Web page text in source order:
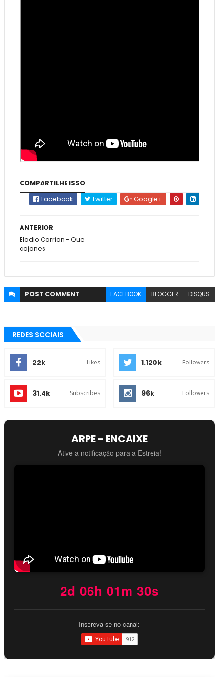
COMPARTILHE ISSO
Facebook
Twitter Google+
ANTERIOR
Eladio Carrion - Que
cojones
POST COMMENT FACEBOOK BLOGGER DISQUS
REDES SOCIAIS
22k Likes 1.120k Followers
31.4k Subscribes 96k Followers
ARPE - ENCAIXE
Ative a notificação para a Estreia!
2d 06h 01m 29s
Inscreva-se no canal: